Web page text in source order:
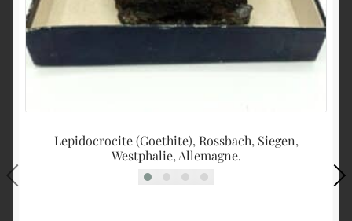
Lepidocrocite (Goethite), Rossbach, Siegen,
Westphalie, Allemagne.